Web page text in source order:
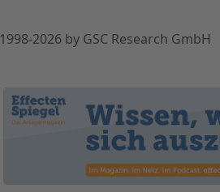
2026by GSC Research GmbH